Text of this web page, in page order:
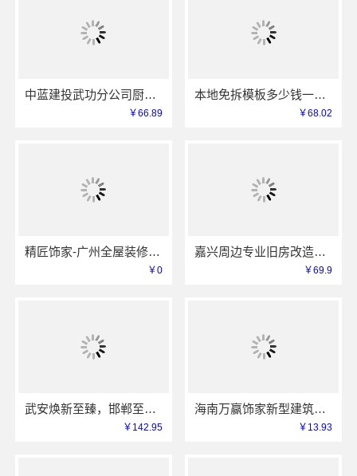
中蓝建投武功分公司厨房半包装修北欧风案例
￥66.89
本地免拆模板多少钱一平环保材料重庆御墅建筑材料有限公司
￥68.02
精匠饰家-广州全屋装修定制专家
￥0
嘉兴周边专业旧房改造案例，嘉兴美居乐建材科技有限公司
￥69.9
武安焕新至臻，邯郸至臻全宅新材料有限公司为您服务
￥142.95
海南万赢饰家新型建筑材料有限公司免费勘测，同城家装服务
￥13.93